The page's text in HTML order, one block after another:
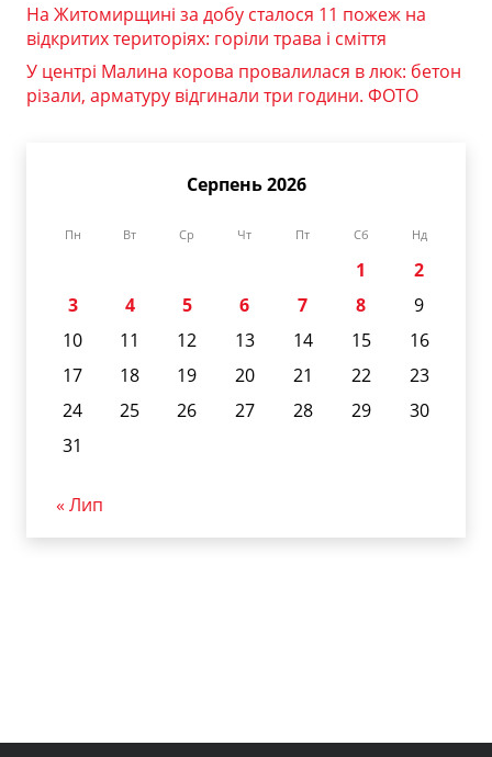
На Житомирщині за добу сталося 11 пожеж на
відкритих територіях: горіли трава і сміття
У центрі Малина корова провалилася в люк: бетон
різали, арматуру відгинали три години. ФОТО
Серпень 2026
Пн Вт Ср Чт Пт Сб Нд
1
2
3
4 5 6 7 8
9
10
11 12 13 14 15
16
17
18 19 20 21 22
23
24
25 26 27 28 29
30
31
« Лип